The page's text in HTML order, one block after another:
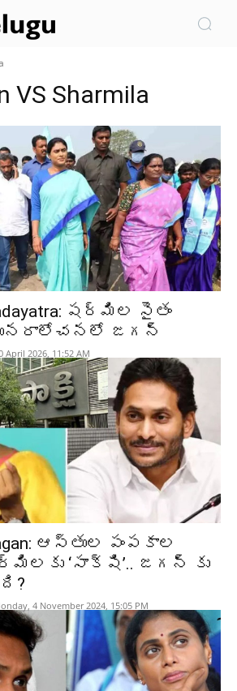
VS Sharmila
షర్మిల సైతం
జగన్
April 2026, 11:52 AM
ఆస్తుల పంపకాల
‘సాక్షి’.. జగన్ కు
4 November 2024, 15:05 PM